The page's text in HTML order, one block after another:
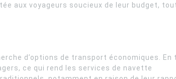
aux voyageurs soucieux de leur budget,
d’options de transport économiques. En
ce qui rend les services de navette